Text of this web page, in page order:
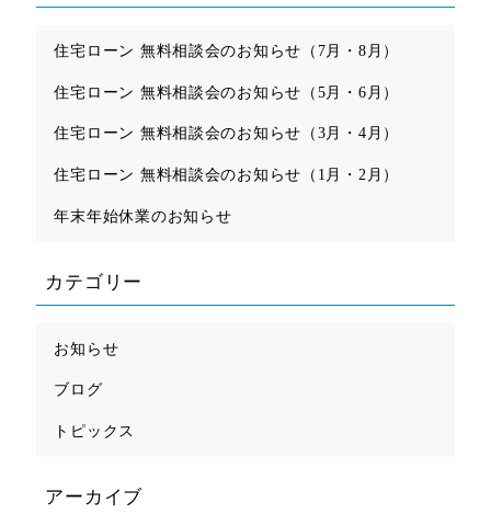
住宅ローン 無料相談会のお知らせ（7月・8月）
住宅ローン 無料相談会のお知らせ（5月・6月）
住宅ローン 無料相談会のお知らせ（3月・4月）
住宅ローン 無料相談会のお知らせ（1月・2月）
年末年始休業のお知らせ
カテゴリー
お知らせ
ブログ
トピックス
アーカイブ